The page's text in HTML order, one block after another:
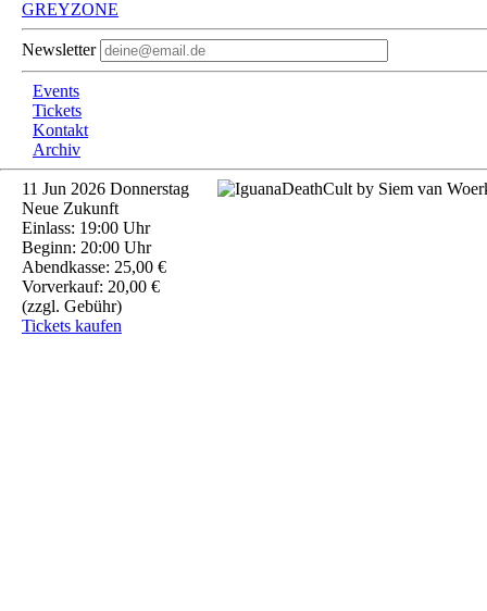
GREYZONE
Newsletter
Events
Tickets
Kontakt
Archiv
11 Jun 2026 Donnerstag
Neue Zukunft
Einlass: 19:00 Uhr
Beginn: 20:00 Uhr
Abendkasse: 25,00 €
Vorverkauf: 20,00 €
(zzgl. Gebühr)
Tickets kaufen